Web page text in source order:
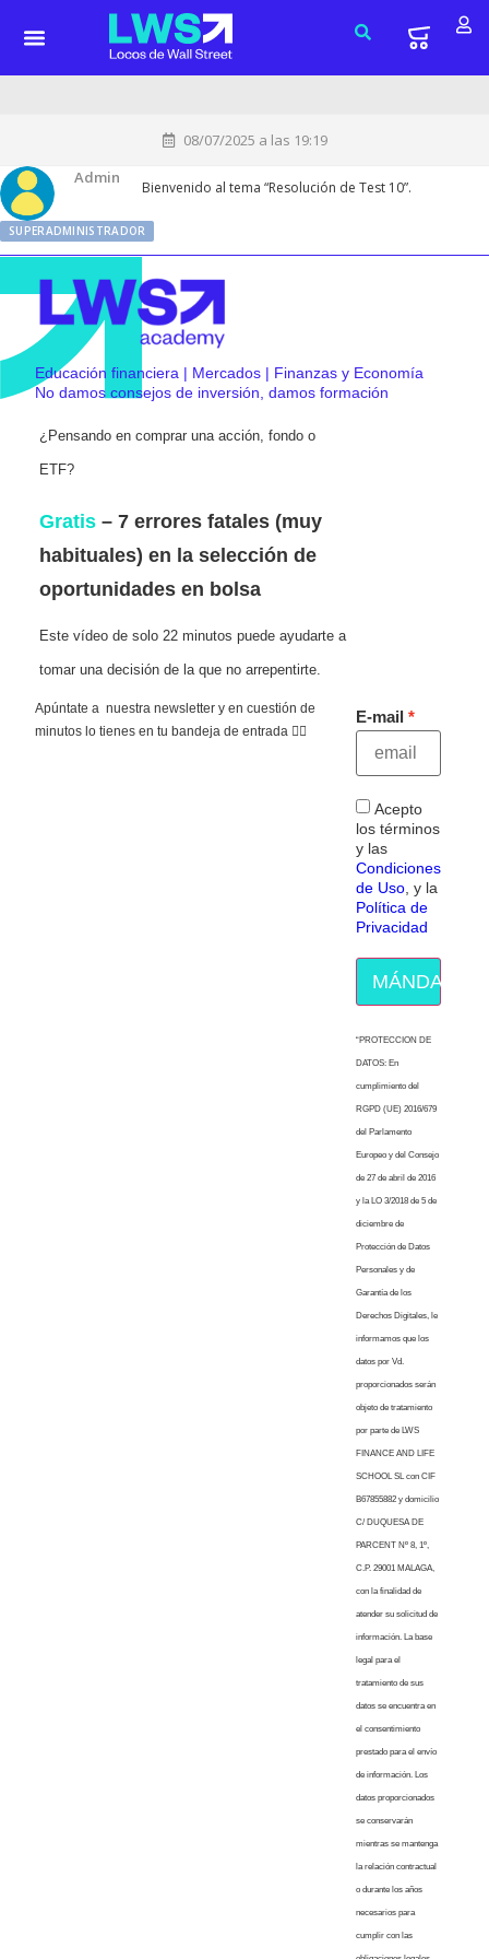
08/07/2025 a las 19:19
Admin
SUPERADMINISTRADOR
Bienvenido al tema “Resolución de Test 10”.
Educación financiera | Mercados | Finanzas y Economía
No damos consejos de inversión, damos formación
¿Pensando en comprar una acción, fondo o
ETF?
Gratis – 7 errores fatales (muy
habituales) en la selección de
oportunidades en bolsa
Este vídeo de solo 22 minutos puede ayudarte a
tomar una decisión de la que no arrepentirte.
Apúntate a nuestra newsletter y en cuestión de
minutos lo tienes en tu bandeja de entrada 👇🏻
E-mail
Acepto
los términos
y las
Condiciones
de Uso, y la
Política de
Privacidad
MÁNDAME
“PROTECCION DE
DATOS: En
cumplimiento del
RGPD (UE) 2016/679
del Parlamento
Europeo y del Consejo
de 27 de abril de 2016
y la LO 3/2018 de 5 de
diciembre de
Protección de Datos
Personales y de
Garantía de los
Derechos Digitales, le
informamos que los
datos por Vd.
proporcionados serán
objeto de tratamiento
por parte de LWS
FINANCE AND LIFE
SCHOOL SL con CIF
B67855882 y domicilio
C/ DUQUESA DE
PARCENT Nº 8, 1º,
C.P. 29001 MALAGA,
con la finalidad de
atender su solicitud de
información. La base
legal para el
tratamiento de sus
datos se encuentra en
el consentimiento
prestado para el envío
de información. Los
datos proporcionados
se conservarán
mientras se mantenga
la relación contractual
o durante los años
necesarios para
cumplir con las